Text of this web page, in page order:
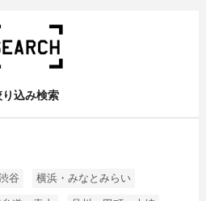
り込み検索
谷 横浜・みなとみらい